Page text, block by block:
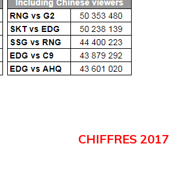
CHIFFRES 2017